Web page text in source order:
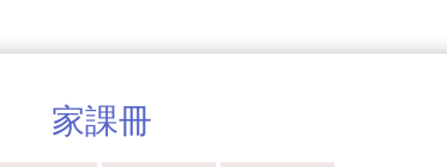
家課冊